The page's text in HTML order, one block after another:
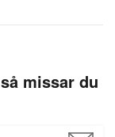
missar du